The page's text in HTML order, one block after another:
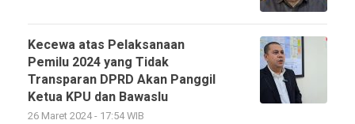
Kecewa atas Pelaksanaan
Pemilu 2024 yang Tidak
Transparan DPRD Akan Panggil
Ketua KPU dan Bawaslu
26 Maret 2024 - 17:54 WIB